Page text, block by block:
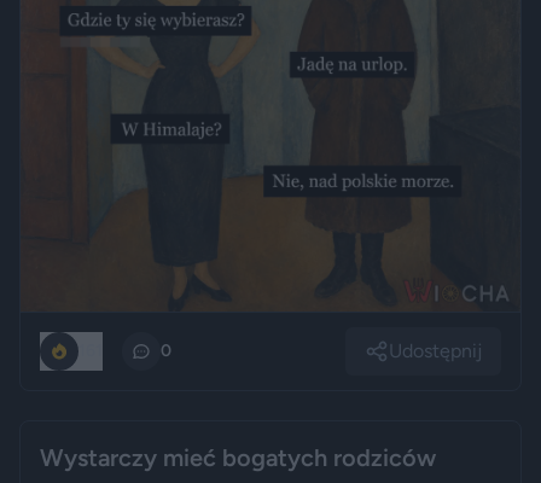
0 Udostępnij
Wystarczy mieć bogatych rodziców